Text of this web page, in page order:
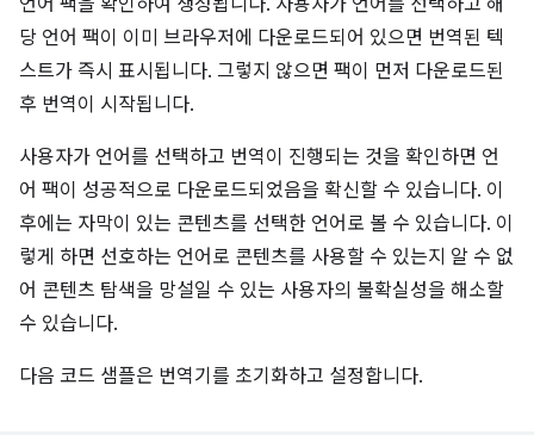
당 언어 팩이 이미 브라우저에 다운로드되어 있으면 번역된 텍
스트가 즉시 표시됩니다. 그렇지 않으면 팩이 먼저 다운로드된
후 번역이 시작됩니다.
사용자가 언어를 선택하고 번역이 진행되는 것을 확인하면 언
어 팩이 성공적으로 다운로드되었음을 확신할 수 있습니다. 이
후에는 자막이 있는 콘텐츠를 선택한 언어로 볼 수 있습니다. 이
렇게 하면 선호하는 언어로 콘텐츠를 사용할 수 있는지 알 수 없
어 콘텐츠 탐색을 망설일 수 있는 사용자의 불확실성을 해소할
수 있습니다.
다음 코드 샘플은 번역기를 초기화하고 설정합니다.